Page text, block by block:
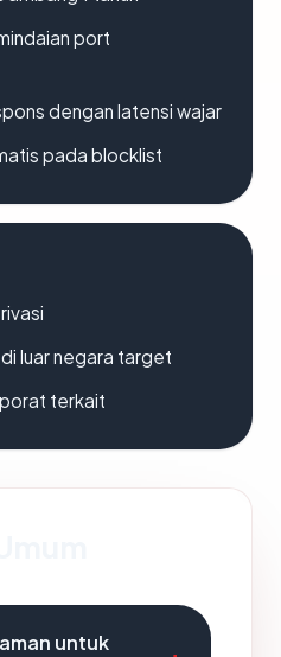
port
dengan latensi wajar
pada blocklist
luar negara target
terkait
untuk